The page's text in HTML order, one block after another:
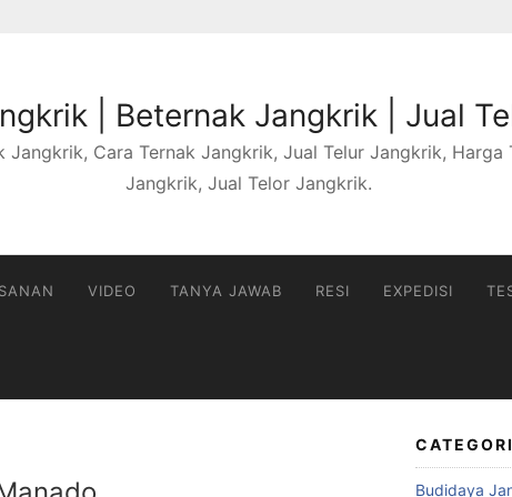
| Beternak Jangkrik | Jual
Jangkrik, Cara Ternak Jangkrik, Jual Telur Jangkrik, Harga
Jangkrik, Jual Telor Jangkrik.
VIDEO TANYA JAWAB RESI EXPEDISI
Budidaya